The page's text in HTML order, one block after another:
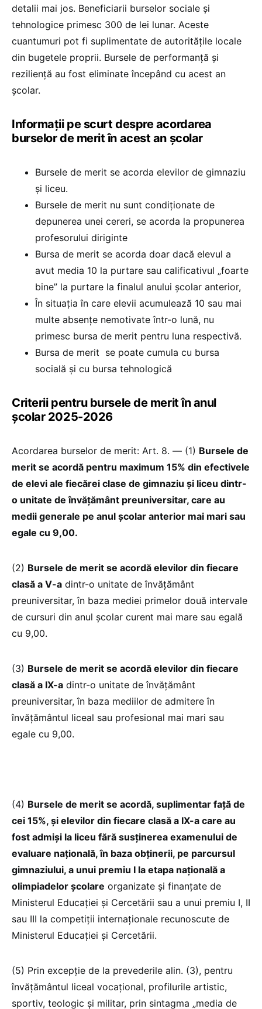
detalii mai jos. Beneficiarii burselor sociale și
tehnologice primesc 300 de lei lunar. Aceste
cuantumuri pot fi suplimentate de autoritățile locale
din bugetele proprii. Bursele de performanță și
reziliență au fost eliminate începând cu acest an
școlar.
Informații pe scurt despre acordarea
burselor de merit în acest an școlar
Bursele de merit se acorda elevilor de gimnaziu
și liceu.
Bursele de merit nu sunt condiţionate de
depunerea unei cereri, se acorda la propunerea
profesorului diriginte
Bursa de merit se acorda doar dacă elevul a
avut media 10 la purtare sau calificativul „foarte
bine” la purtare la finalul anului şcolar anterior,
În situaţia în care elevii acumulează 10 sau mai
multe absenţe nemotivate într-o lună, nu
primesc bursa de merit pentru luna respectivă.
Bursa de merit se poate cumula cu bursa
socială și cu bursa tehnologică
Criterii pentru bursele de merit în anul
școlar 2025-2026
Acordarea burselor de merit: Art. 8. — (1) Bursele de
merit se acordă pentru maximum 15% din efectivele
de elevi ale fiecărei clase de gimnaziu și liceu dintr-
o unitate de învățământ preuniversitar, care au
medii generale pe anul școlar anterior mai mari sau
egale cu 9,00.
(2) Bursele de merit se acordă elevilor din fiecare
clasă a V-a dintr-o unitate de învățământ
preuniversitar, în baza mediei primelor două intervale
de cursuri din anul școlar curent mai mare sau egală
cu 9,00.
(3) Bursele de merit se acordă elevilor din fiecare
clasă a IX-a dintr-o unitate de învățământ
preuniversitar, în baza mediilor de admitere în
învățământul liceal sau profesional mai mari sau
egale cu 9,00.
(4) Bursele de merit se acordă, suplimentar față de
cei 15%, și elevilor din fiecare clasă a IX-a care au
fost admiși la liceu fără susținerea examenului de
evaluare națională, în baza obținerii, pe parcursul
gimnaziului, a unui premiu I la etapa națională a
olimpiadelor școlare organizate și finanțate de
Ministerul Educației și Cercetării sau a unui premiu I, II
sau III la competiții internaționale recunoscute de
Ministerul Educației și Cercetării.
(5) Prin excepție de la prevederile alin. (3), pentru
învățământul liceal vocațional, profilurile artistic,
sportiv, teologic și militar, prin sintagma „media de